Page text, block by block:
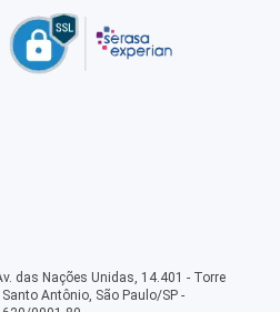
das Nações Unidas, 14.401 - Torre
Antônio, São Paulo/SP -